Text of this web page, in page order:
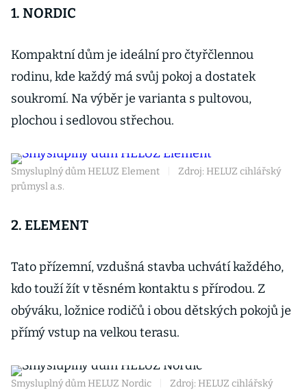
1. NORDIC
Kompaktní dům je ideální pro čtyřčlennou
rodinu, kde každý má svůj pokoj a dostatek
soukromí. Na výběr je varianta s pultovou,
plochou i sedlovou střechou.
Smysluplný dům HELUZ Element
Zdroj: HELUZ cihlářský
průmysl a.s.
2. ELEMENT
Tato přízemní, vzdušná stavba uchvátí každého,
kdo touží žít v těsném kontaktu s přírodou. Z
obýváku, ložnice rodičů i obou dětských pokojů je
přímý vstup na velkou terasu.
Smysluplný dům HELUZ Nordic
Zdroj: HELUZ cihlářský